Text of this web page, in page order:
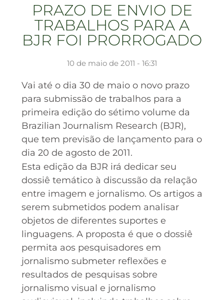
PRAZO DE ENVIO DE
TRABALHOS PARA A
BJR FOI PRORROGADO
10 de maio de 2011 - 16:31
Vai até o dia 30 de maio o novo prazo
para submissão de trabalhos para a
primeira edição do sétimo volume da
Brazilian Journalism Research (BJR),
que tem previsão de lançamento para o
dia 20 de agosto de 2011.
Esta edição da BJR irá dedicar seu
dossiê temático à discussão da relação
entre imagem e jornalismo. Os artigos a
serem submetidos podem analisar
objetos de diferentes suportes e
linguagens. A proposta é que o dossiê
permita aos pesquisadores em
jornalismo submeter reflexões e
resultados de pesquisas sobre
jornalismo visual e jornalismo